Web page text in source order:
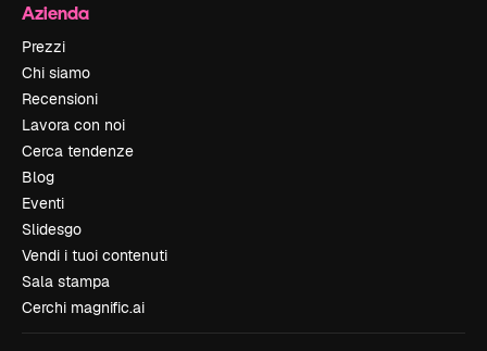
Azienda
Prezzi
Chi siamo
Recensioni
Lavora con noi
Cerca tendenze
Blog
Eventi
Slidesgo
Vendi i tuoi contenuti
Sala stampa
Cerchi magnific.ai